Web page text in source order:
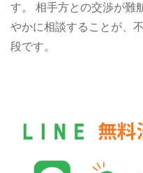
す。
相手方との交渉が難
やかに相談することが、
段です。